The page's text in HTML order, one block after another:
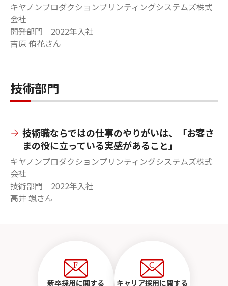
キヤノンプロダクションプリンティングシステムズ株式
会社
開発部門 2022年入社
吉原 侑花さん
技術部門
技術職ならではの仕事のやりがいは、「お客さ
まの役に立っている実感があること」
キヤノンプロダクションプリンティングシステムズ株式
会社
技術部門 2022年入社
高井 颯さん
新卒採用に関する
キャリア採用に関する